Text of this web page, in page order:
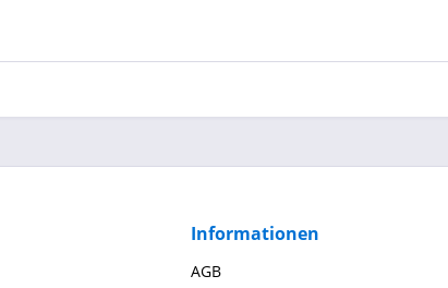
Informationen
AGB